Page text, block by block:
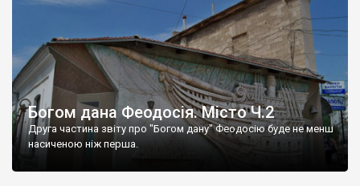
Богом дана Феодосія. Місто Ч.2
Друга частина звіту про "Богом дану" Феодосію буде не менш
насиченою ніж перша.